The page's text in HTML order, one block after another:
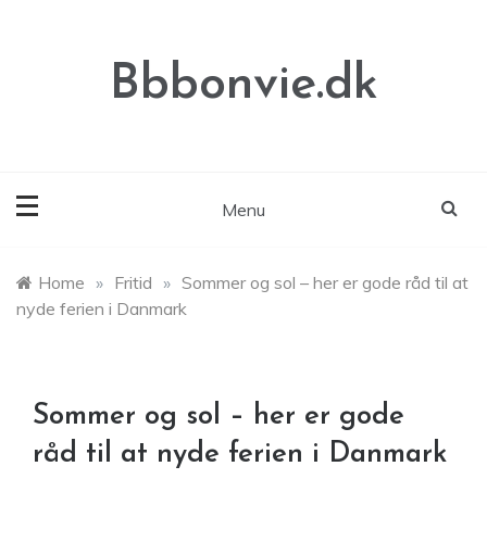
Bbbonvie.dk
Menu
Home » Fritid » Sommer og sol – her er gode råd til at
nyde ferien i Danmark
Sommer og sol – her er gode
råd til at nyde ferien i Danmark